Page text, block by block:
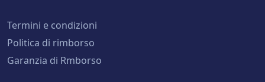
Termini e condizioni
Politica di rimborso
Garanzia di Rmborso